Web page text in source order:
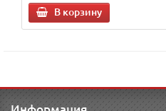
В корзину